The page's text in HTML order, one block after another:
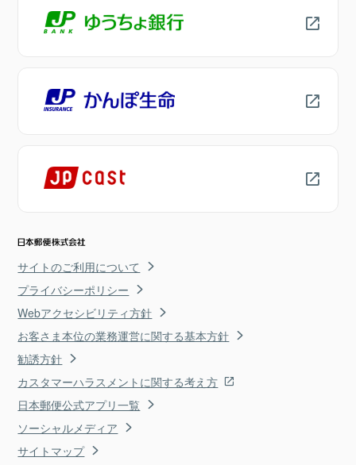
サイトのご利用について
プライバシーポリシー
Webアクセシビリティ方針
お客さま本位の業務運営に関する基本方針
勧誘方針
カスタマーハラスメントに関する考え方
日本郵便公式アプリ一覧
ソーシャルメディア
サイトマップ